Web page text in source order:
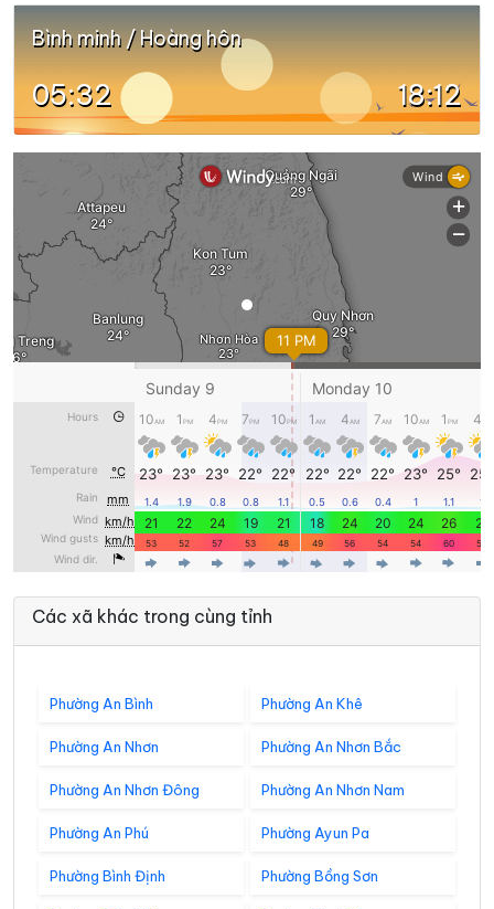
Bình minh / Hoàng hôn
05:32 18:12
Các xã khác trong cùng tỉnh
Phường An Bình Phường An Khê
Phường An Nhơn Phường An Nhơn Bắc
Phường An Nhơn Đông Phường An Nhơn Nam
Phường An Phú Phường Ayun Pa
Phường Bình Định Phường Bồng Sơn